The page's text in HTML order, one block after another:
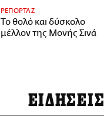
ΡΕΠΟΡΤΑΖ
Το θολό και δύσκολο
μέλλον της Μονής Σινά
ΕΙΔΗΣΕΙΣ